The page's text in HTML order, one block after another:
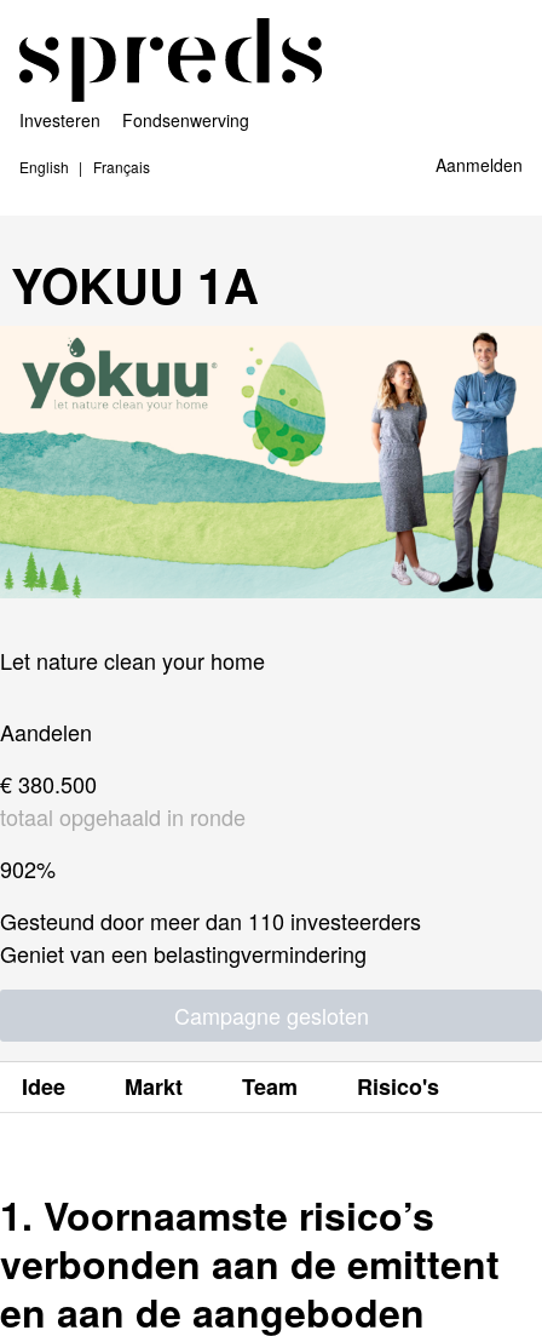
Investeren Fondsenwerving
English Français Aanmelden
YOKUU 1A
Let nature clean your home
Aandelen
€ 380.500
totaal opgehaald in ronde
902%
Gesteund door meer dan 110 investeerders
Geniet van een belastingvermindering
Campagne gesloten
Idee Markt Team Risico's
1. Voornaamste risico’s
verbonden aan de emittent
en aan de aangeboden